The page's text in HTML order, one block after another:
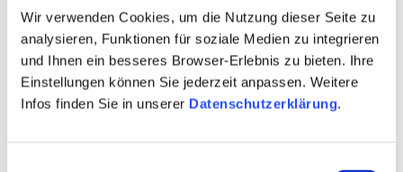
Wir verwenden Cookies, um die Nutzung dieser Seite zu
analysieren, Funktionen für soziale Medien zu integrieren
und Ihnen ein besseres Browser-Erlebnis zu bieten. Ihre
Einstellungen können Sie jederzeit anpassen. Weitere
Infos finden Sie in unserer Datenschutzerklärung.